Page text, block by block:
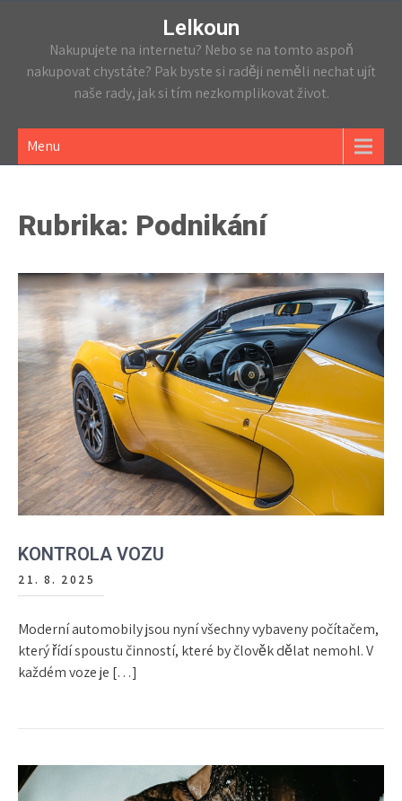
Lelkoun
Nakupujete na internetu? Nebo se na tomto aspoň
nakupovat chystáte? Pak byste si raději neměli nechat ujít
naše rady, jak si tím nezkomplikovat život.
Menu
Rubrika: Podnikání
KONTROLA VOZU
21. 8. 2025
Moderní automobily jsou nyní všechny vybaveny počítačem,
který řídí spoustu činností, které by člověk dělat nemohl. V
každém voze je […]